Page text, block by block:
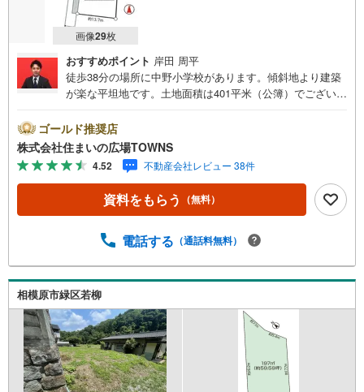
画像29枚
おすすめポイント 岸田 周平
徒歩38分の場所に中野小学校があります。傾斜地より建築
が楽な平坦地です。土地面積は401平米（公簿）でございま
い。【年中無休/9:00～21:00】人気物件は特にお問い合わ
せが集中するため、お早めにお電話下さい。「室内・現地
を見学する」ボタンよりご予約頂くとご見学がスムーズで
す。■その他、各種ご相談も承っております。○住宅ローン
のご相談○ライフプランのシミュレーション■住まいの広場
TOWNSからお客様へ経験豊富なスタッフが親身になってお
件も併せてご紹介可能ですのでお気軽にお問い合わせ下さ
す！
ゴールド推奨店
株式会社住まいの広場TOWNS
4.52 不動産会社レビュー 38件
資料をもらう （無料）
電話する （通話料無料）
相模原市緑区若柳